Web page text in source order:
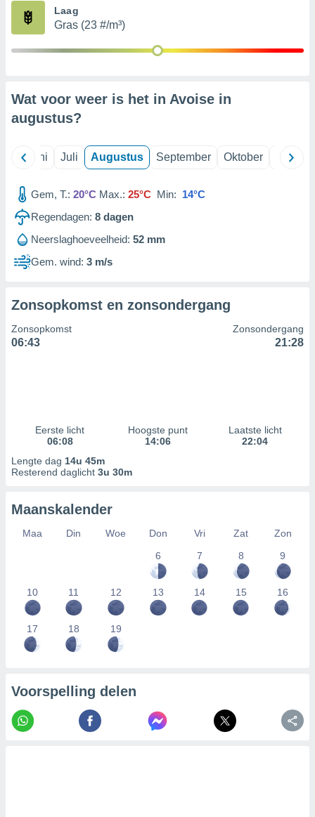
partners
Laag
Gras (23 #/m³)
Wat voor weer is het in Avoise in
augustus?
Juni Juli Augustus September Oktober
Gem, T.: 20°C Max.: 25°C Min: 14°C
Regendagen: 8 dagen
Neerslaghoeveelheid: 52 mm
Gem. wind: 3 m/s
Zonsopkomst en zonsondergang
Zonsopkomst
06:43
Zonsondergang
21:28
Eerste licht
06:08
Hoogste punt
14:06
Laatste licht
22:04
Lengte dag 14u 45m
Resterend daglicht 3u 30m
Maanskalender
Maa Din Woe Don Vri Zat
Zon
6
7 8 9
10 11 12 13 14 15 16
17 18 19
Voorspelling delen